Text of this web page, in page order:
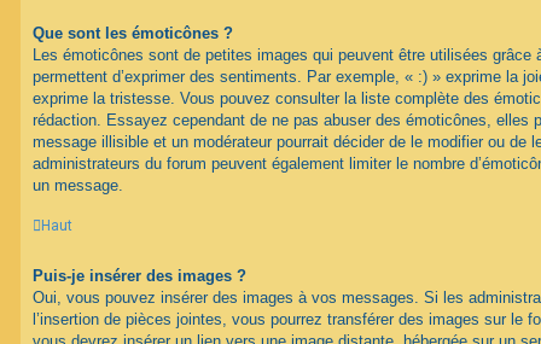
Que sont les émoticônes ?
Les émoticônes sont de petites images qui peuvent être utilisées grâce
permettent d’exprimer des sentiments. Par exemple, « :) » exprime la
exprime la tristesse. Vous pouvez consulter la liste complète des
rédaction. Essayez cependant de ne pas abuser des émoticônes, elles
message illisible et un modérateur pourrait décider de le modifier ou de
administrateurs du forum peuvent également limiter le nombre
un message.
Haut
Puis-je insérer des images ?
Oui, vous pouvez insérer des images à vos messages. Si les
l’insertion de pièces jointes, vous pourrez transférer des images sur le